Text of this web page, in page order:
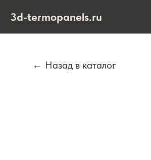
3d-termopanels.ru
← Назад в каталог